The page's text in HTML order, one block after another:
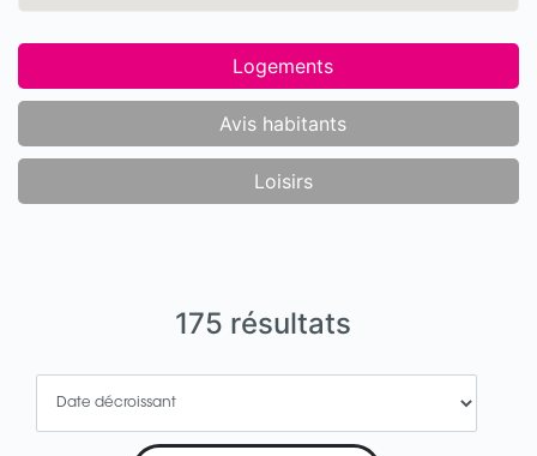
175 résultats
Logements
Avis habitants
Loisirs